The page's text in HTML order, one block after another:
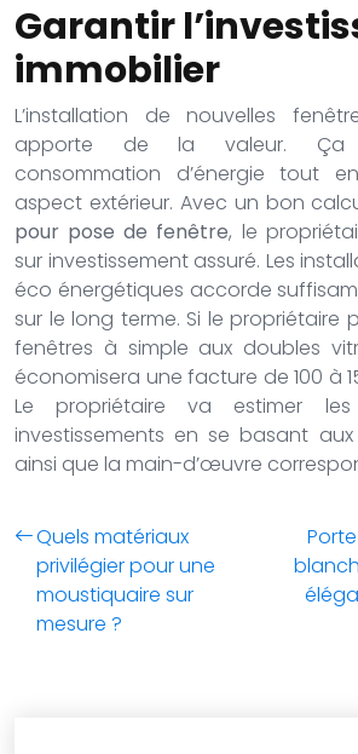
Garantir
immobilier
L’installation de nouvelles
apporte de la valeur. Ça
consommation d’énergie tout
aspect extérieur. Avec un bon
pour pose de fenêtre, le
sur investissement assuré. Les
éco énergétiques accorde
sur le long terme. Si le propriétaire
fenêtres à simple aux doubles
économisera une facture de 100 à
Le propriétaire va estimer
investissements en se basant
ainsi que la main-d’œuvre
Quels matériaux
privilégier pour une
moustiquaire sur
mesure ?